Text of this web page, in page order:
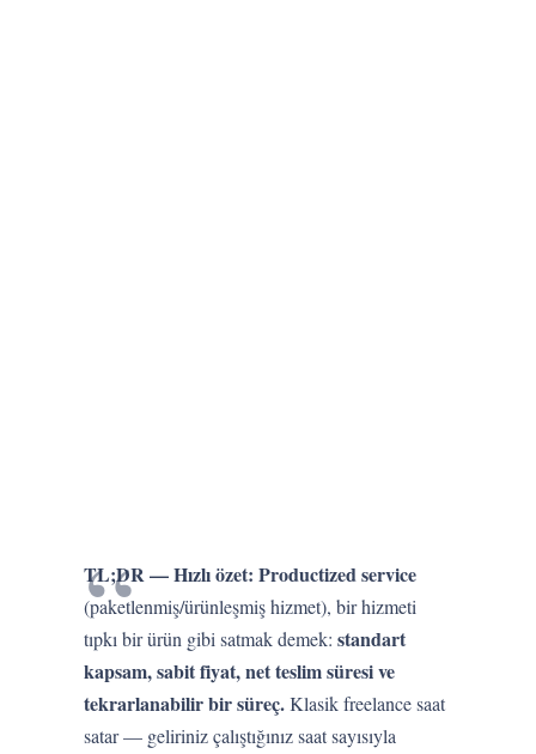
TL;DR — Hızlı özet: Productized service
(paketlenmiş/ürünleşmiş hizmet), bir hizmeti
tıpkı bir ürün gibi satmak demek:standart
kapsam, sabit fiyat, net teslim süresi ve
tekrarlanabilir bir süreç.Klasik freelance saat
satar — geliriniz çalıştığınız saat sayısıyla